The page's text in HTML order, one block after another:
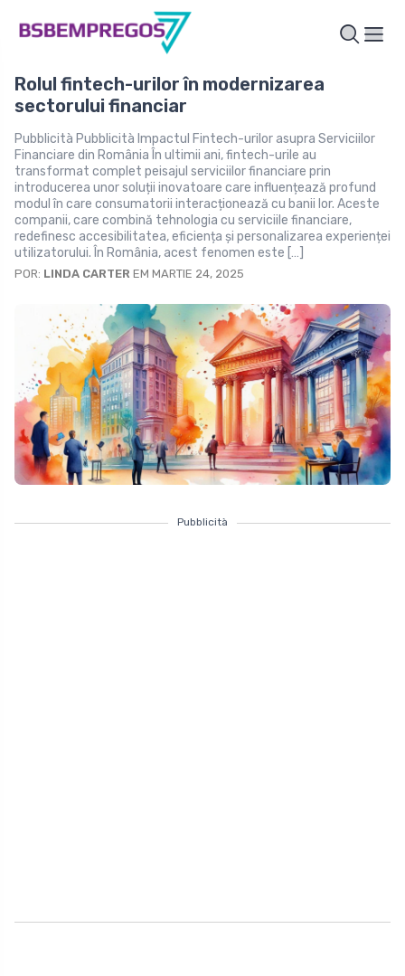
Rolul fintech-urilor în modernizarea
sectorului financiar
Pubblicità Pubblicità Impactul Fintech-urilor asupra Serviciilor
Financiare din România În ultimii ani, fintech-urile au
transformat complet peisajul serviciilor financiare prin
introducerea unor soluții inovatoare care influențează profund
modul în care consumatorii interacționează cu banii lor. Aceste
companii, care combină tehnologia cu serviciile financiare,
redefinesc accesibilitatea, eficiența și personalizarea experienței
utilizatorului. În România, acest fenomen este […]
POR: LINDA CARTER EM MARTIE 24, 2025
Pubblicità